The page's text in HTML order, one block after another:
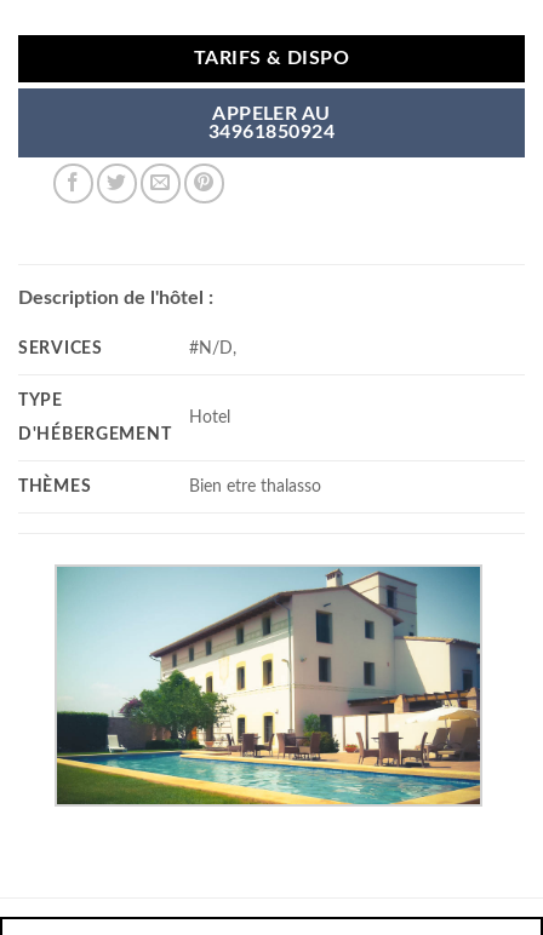
TARIFS & DISPO
APPELER AU
34961850924
Description de l'hôtel :
SERVICES #N/D,
TYPE
D'HÉBERGEMENT
Hotel
THÈMES Bien etre thalasso